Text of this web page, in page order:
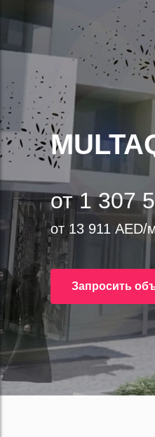
от 1 307
от 13 911 AED/
Запросить